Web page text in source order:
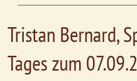
Tristan Bernard,
Tages zum